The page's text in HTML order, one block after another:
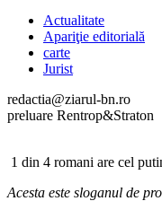
Actualitate
Apariţie editorială
carte
Jurist
redactia@ziarul-bn.ro
preluare Rentrop&Straton
1 din 4 romani are cel
Acesta este sloganul de